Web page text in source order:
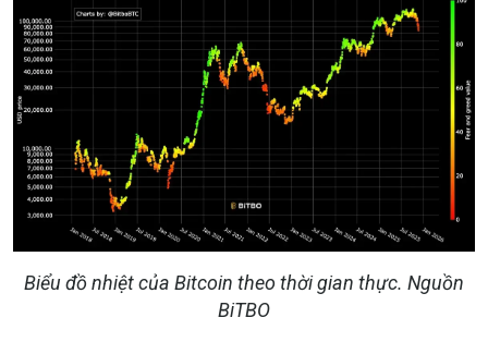
Biểu đồ nhiệt của Bitcoin theo thời gian thực. Nguồn
BiTBO